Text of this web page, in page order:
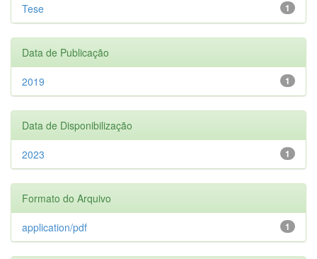
1
Tese
Data de Publicação
1
2019
Data de Disponibilização
1
2023
Formato do Arquivo
1
application/pdf